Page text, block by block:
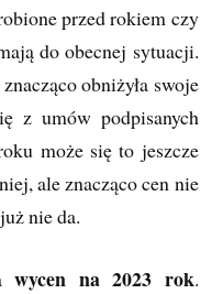
przed rokiem czy
do obecnej sytuacji.
obniżyła swoje
z umów podpisanych
może się to jeszcze
ale znacząco cen nie
nie da.
wycen na 2023 rok.